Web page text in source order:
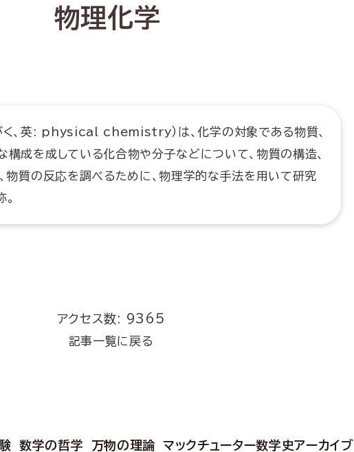
物理化学
く、英: physical chemistry）は、化学の対象である物質、
構成を成している化合物や分子などについて、物質の構造、
物質の反応を調べるために、物理学的な手法を用いて研究
アクセス数: 9365
記事一覧に戻る
数学の哲学 万物の理論
マックチューター数学史アーカイブ